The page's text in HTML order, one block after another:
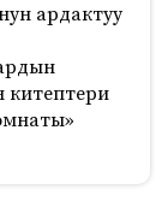
ардактуу
китептери